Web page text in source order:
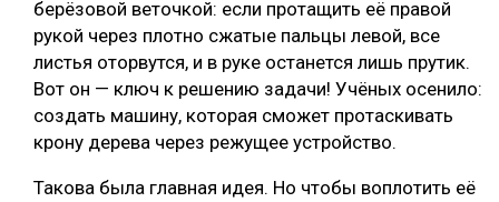
берёзовой веточкой: если протащить её правой
рукой через плотно сжатые пальцы левой, все
листья оторвутся, и в руке останется лишь прутик.
Вот он — ключ к решению задачи! Учёных осенило:
создать машину, которая сможет протаскивать
крону дерева через режущее устройство.
Такова была главная идея. Но чтобы воплотить её